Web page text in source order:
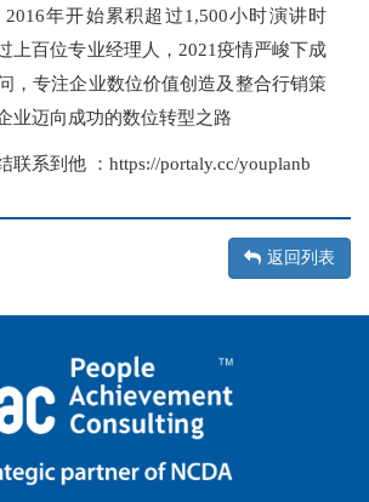
2016年开始累积超过1,500小时演讲时
上百位专业经理人， 2021疫情严峻下成
，专注企业数位价值创造及整合行销策
业迈向成功的数位转型之路
联系到他 ： https://portaly.cc/youplanb
返回列表